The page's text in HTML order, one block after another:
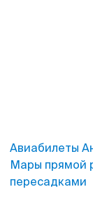
Авиабилеты
Мары прямой
пересадками